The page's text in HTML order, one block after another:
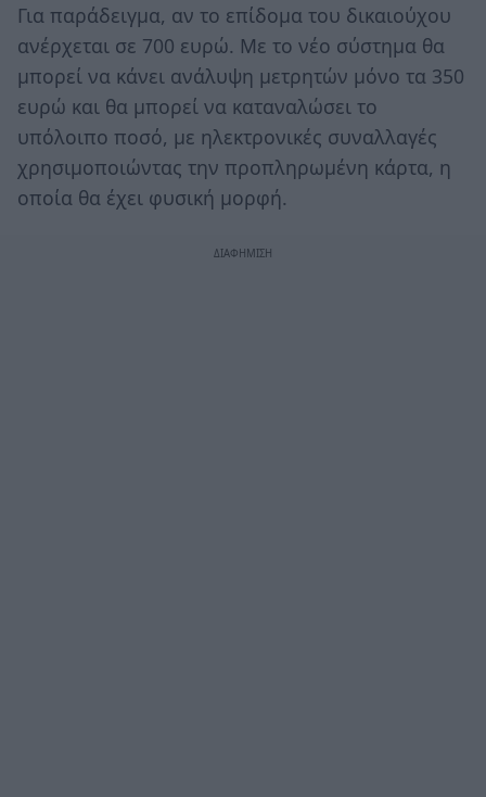
Για παράδειγμα, αν το επίδομα του δικαιούχου
ανέρχεται σε 700 ευρώ. Με το νέο σύστημα θα
μπορεί να κάνει ανάλυψη μετρητών μόνο τα 350
ευρώ και θα μπορεί να καταναλώσει το
υπόλοιπο ποσό, με ηλεκτρονικές συναλλαγές
χρησιμοποιώντας την προπληρωμένη κάρτα, η
οποία θα έχει φυσική μορφή.